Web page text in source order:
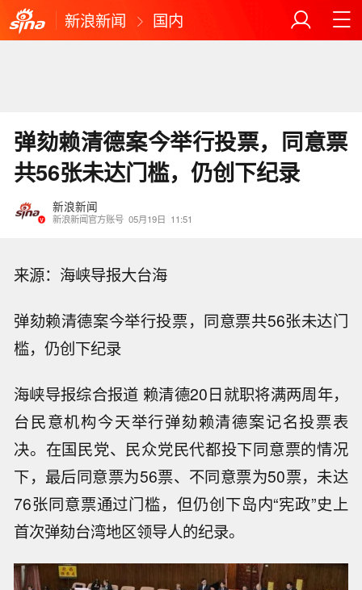
新浪新闻 国内
弹劾赖清德案今举行投票，同意票
共56张未达门槛，仍创下纪录
新浪新闻
新浪新闻官方账号 05月19日 11:51
来源：海峡导报大台海
弹劾赖清德案今举行投票，同意票共56张未达门
槛，仍创下纪录
海峡导报综合报道 赖清德20日就职将满两周年，
台民意机构今天举行弹劾赖清德案记名投票表
决。在国民党、民众党民代都投下同意票的情况
下，最后同意票为56票、不同意票为50票，未达
76张同意票通过门槛，但仍创下岛内“宪政”史上
首次弹劾台湾地区领导人的纪录。